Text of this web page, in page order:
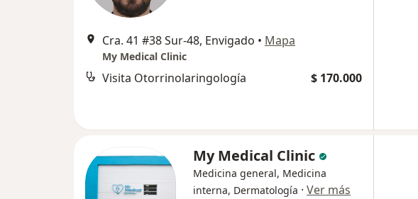
Cra. 41 #38 Sur-48, Envigado • Mapa
My Medical Clinic
Visita Otorrinolaringología $ 170.000
My Medical Clinic
Medicina general, Medicina
interna, Dermatología · Ver más